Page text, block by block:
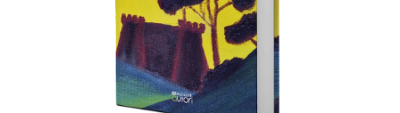
AGGIUNGI AL CARRELLO /